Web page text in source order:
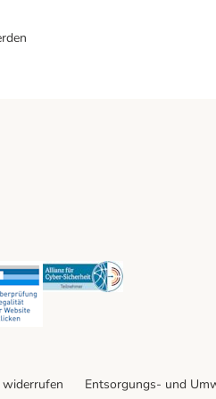
Security Security
Entsorgungs- und